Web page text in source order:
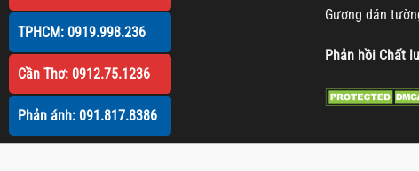
Gương dán
Phản hồi Chất
TPHCM: 0919.998.236
Cần Thơ: 0912.75.1236
Phản ánh: 091.817.8386